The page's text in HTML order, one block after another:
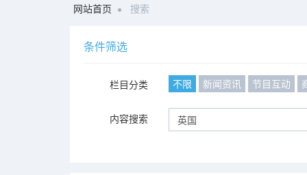
网站首页 搜索
条件筛选
栏目分类 不限 新闻资讯 节目互动
内容搜索